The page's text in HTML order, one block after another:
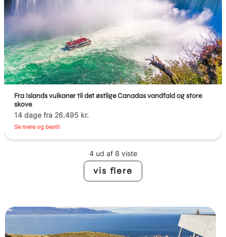
Fra Islands vulkaner til det østlige Canadas vandfald og store
skove
14 dage fra 26.495 kr.
Se mere og bestil
4 ud af 8 viste
vis flere